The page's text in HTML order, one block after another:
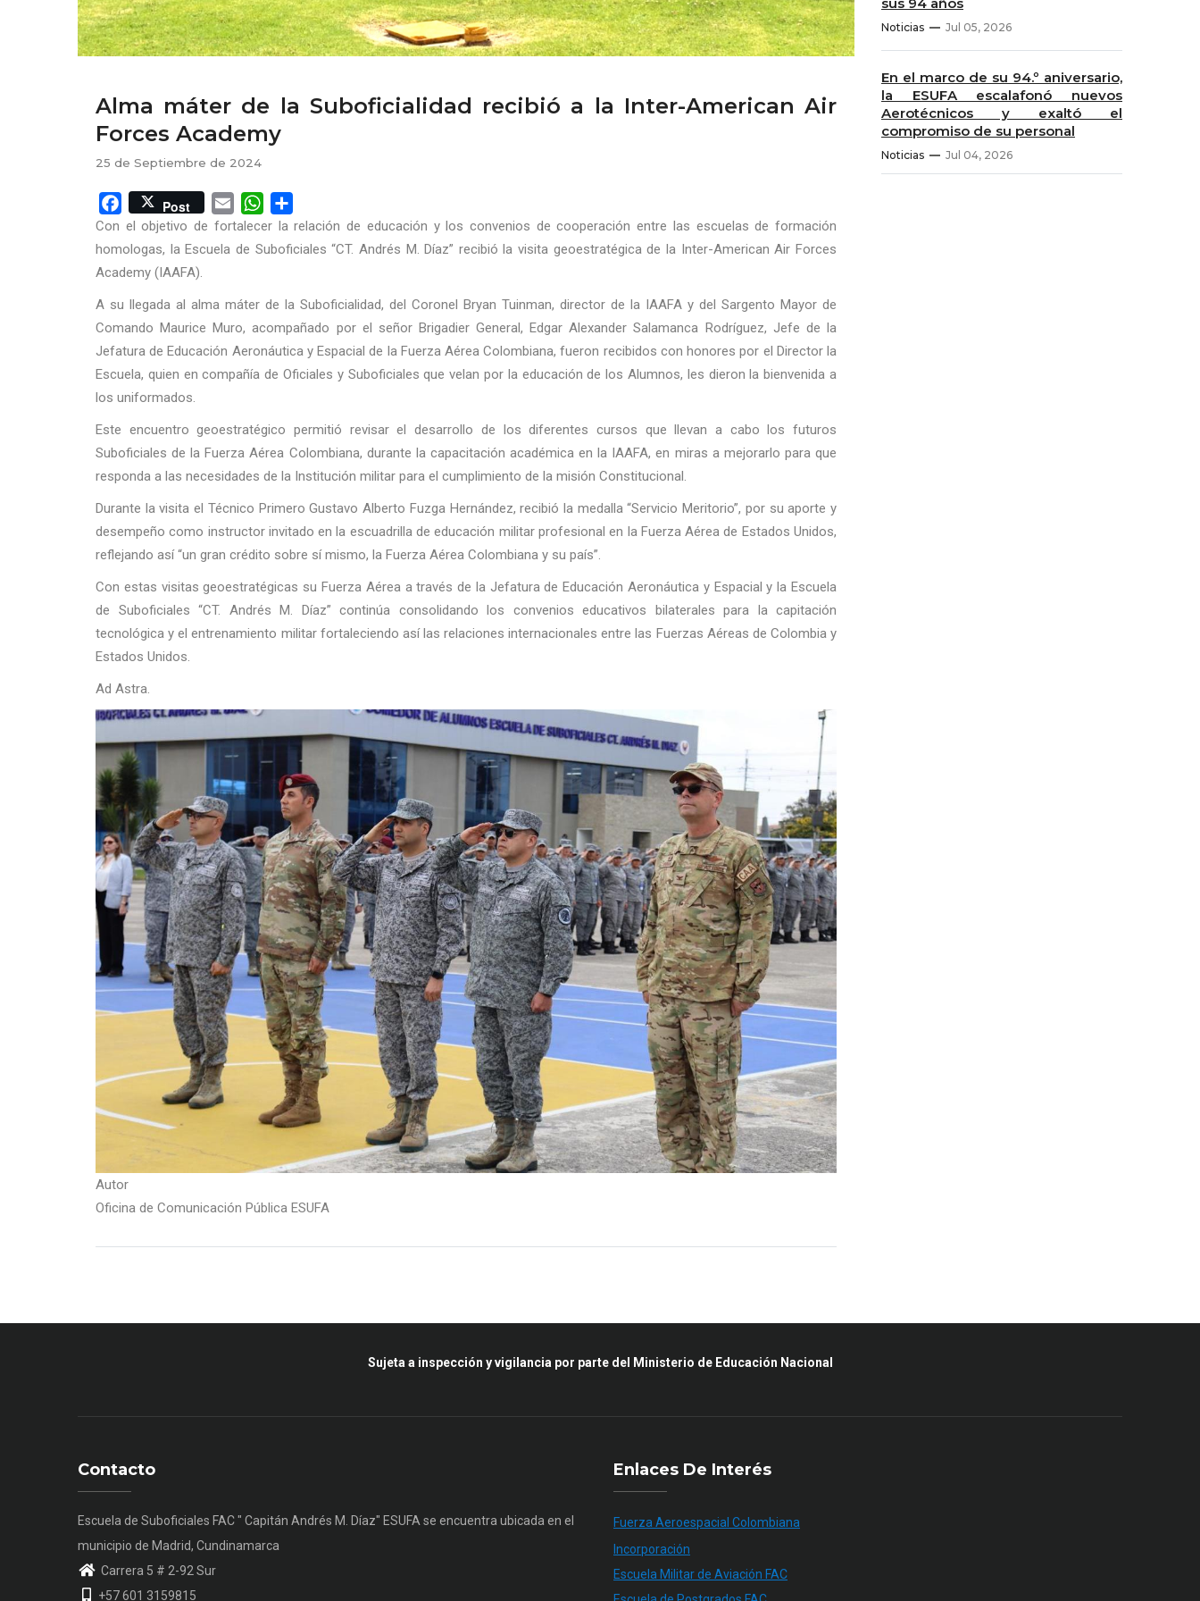
Alma máter de la Suboficialidad recibió a la Inter-American Air
Forces Academy
25 de Septiembre de 2024
Facebook
Post Email WhatsApp
Con el objetivo de fortalecer la relación de educación y los convenios de cooperación entre las escuelas de formación
homologas, la Escuela de Suboficiales “CT. Andrés M. Díaz” recibió la visita geoestratégica de la Inter-American Air Forces
Academy (IAAFA).
A su llegada al alma máter de la Suboficialidad, del Coronel Bryan Tuinman, director de la IAAFA y del Sargento Mayor de
Comando Maurice Muro, acompañado por el señor Brigadier General, Edgar Alexander Salamanca Rodríguez, Jefe de la
Jefatura de Educación Aeronáutica y Espacial de la Fuerza Aérea Colombiana, fueron recibidos con honores por el Director la
Escuela, quien en compañía de Oficiales y Suboficiales que velan por la educación de los Alumnos, les dieron la bienvenida a
los uniformados.
Este encuentro geoestratégico permitió revisar el desarrollo de los diferentes cursos que llevan a cabo los futuros
Suboficiales de la Fuerza Aérea Colombiana, durante la capacitación académica en la IAAFA, en miras a mejorarlo para que
responda a las necesidades de la Institución militar para el cumplimiento de la misión Constitucional.
Durante la visita el Técnico Primero Gustavo Alberto Fuzga Hernández, recibió la medalla “Servicio Meritorio”, por su aporte y
desempeño como instructor invitado en la escuadrilla de educación militar profesional en la Fuerza Aérea de Estados Unidos,
reflejando así “un gran crédito sobre sí mismo, la Fuerza Aérea Colombiana y su país”.
Con estas visitas geoestratégicas su Fuerza Aérea a través de la Jefatura de Educación Aeronáutica y Espacial y la Escuela
de Suboficiales “CT. Andrés M. Díaz” continúa consolidando los convenios educativos bilaterales para la capitación
tecnológica y el entrenamiento militar fortaleciendo así las relaciones internacionales entre las Fuerzas Aéreas de Colombia y
Estados Unidos.
Ad Astra.
Autor
Oficina de Comunicación Pública ESUFA
Noticias Jul 05, 2026
En el marco de su 94.º aniversario,
la ESUFA escalafonó nuevos
Aerotécnicos y exaltó el
compromiso de su personal
Noticias Jul 04, 2026
Sujeta a inspección y vigilancia por parte del Ministerio de Educación Nacional
Contacto
Escuela de Suboficiales FAC " Capitán Andrés M. Díaz" ESUFA se encuentra ubicada en el
municipio de Madrid, Cundinamarca
Carrera 5 # 2-92 Sur
+57 601 3159815
Enlaces De Interés
Fuerza Aeroespacial Colombiana
Incorporación
Escuela Militar de Aviación FAC